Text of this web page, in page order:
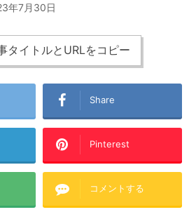
年7月30日
タイトルとURLをコピー
Share
Pinterest
コメントする